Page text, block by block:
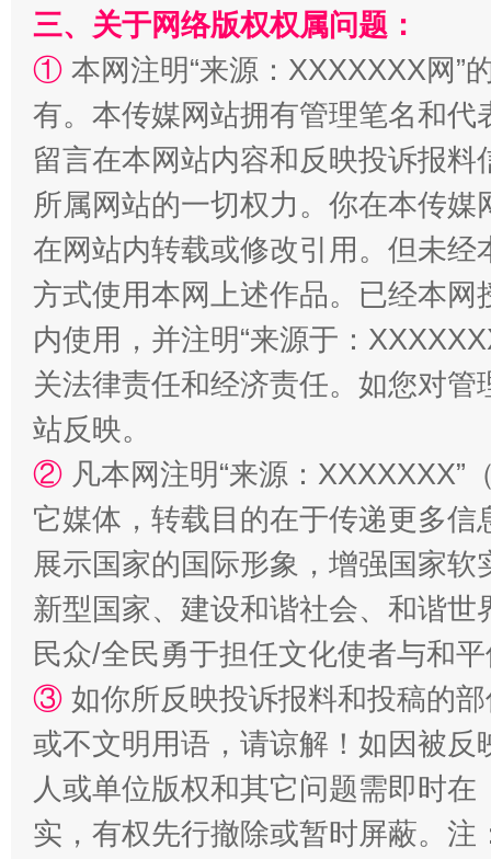
解纷+调解+退费，一次搞定
站台名比不上好声名
三、关于网络版权权属问题：
① 本网注明“来源：XXXXXXX网”
有。本传媒网站拥有管理笔名和
留言在本网站内容和反映投诉报
所属网站的一切权力。你在本传
在网站内转载或修改引用。但未
方式使用本网上述作品。已经本
内使用，并注明“来源于：
关法律责任和经济责任。如您对
站反映。
② 凡本网注明“来源：
它媒体，转载目的在于传递更多
展示国家的国际形象，增强国家
新型国家、建设和谐社会、和谐
民众/全民勇于担任文化使者与和
③ 如你所反映投诉报料和投稿的
或不文明用语，请谅解！如因被
人或单位版权和其它问题需即时在
实，有权先行撤除或暂时屏蔽。